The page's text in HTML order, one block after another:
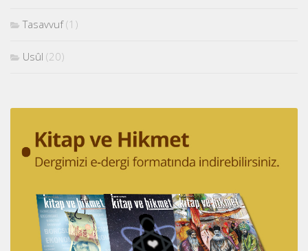
Tasavvuf(1)
Usûl (20)